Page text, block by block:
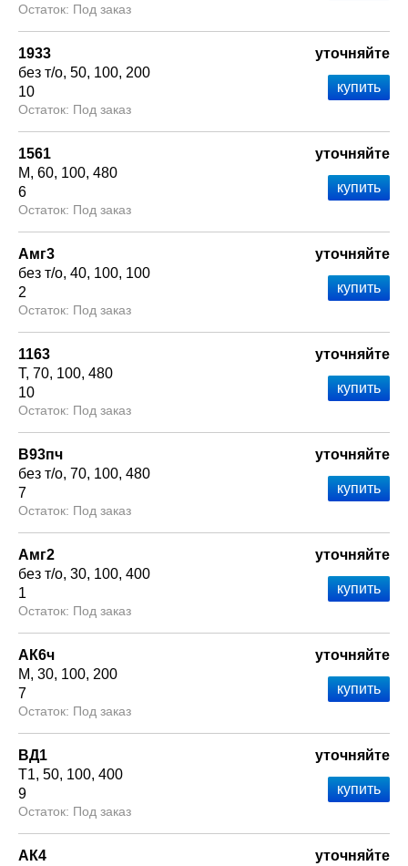
Под заказ
1933
без т/о 50 100 200
10
Под заказ
уточняйте
1561
М 60 100 480
6
Под заказ
уточняйте
Амг3
без т/о 40 100 100
2
Под заказ
уточняйте
1163
Т 70 100 480
10
Под заказ
уточняйте
В93пч
без т/о 70 100 480
7
Под заказ
уточняйте
Амг2
без т/о 30 100 400
1
Под заказ
уточняйте
АК6ч
М 30 100 200
7
Под заказ
уточняйте
ВД1
Т1 50 100 400
9
Под заказ
уточняйте
АК4
уточняйте